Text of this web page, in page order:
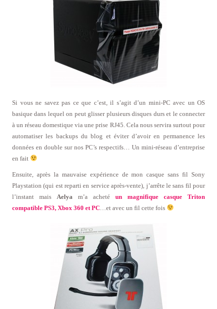
Si vous ne savez pas ce que c’est, il s’agit d’un mini-PC avec un OS
basique dans lequel on peut glisser plusieurs disques durs et le connecter
à un réseau domestique via une prise RJ45. Cela nous servira surtout pour
automatiser les backups du blog et éviter d’avoir en permanence les
données en double sur nos PC’s respectifs… Un mini-réseau d’entreprise
en fait
Ensuite, après la mauvaise expérience de mon casque sans fil Sony
Playstation (qui est reparti en service après-vente), j’arrête le sans fil pour
l’instant mais Aelya m’a acheté un magnifique casque Triton
compatible PS3, Xbox 360 et PC …et avec un fil cette fois